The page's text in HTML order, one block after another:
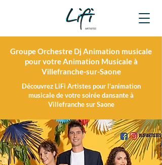
Groupe Orchestre Dj Animation musicale
pour votre Animation Musicale à
Villefranche-sur-Saone
Découvrez LiFi Artistes pour l'animation
musicale de votre soirée dansante à
Villefranche sur Saone